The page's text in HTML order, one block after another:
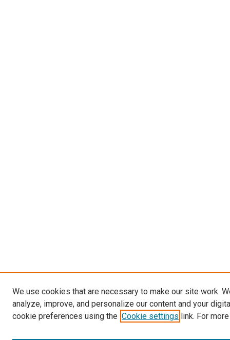
We use cookies that are necessary to make our site work.
analyze, improve, and personalize our content and your
cookie preferences using the Cookie settings link. For